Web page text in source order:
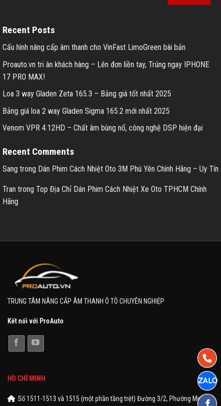
Recent Posts
Cấu hình nâng cấp âm thanh cho VinFast LimoGreen bài bản
Proauto.vn tri ân khách hàng – Lên đơn liền tay, Trúng ngay IPHONE
17 PRO MAX!
Loa 3 way Gladen Zeta 165.3 – Bảng giá tốt nhất 2025
Bảng giá loa 2 way Gladen Sigma 165.2 mới nhất 2025
Venom VPR 4.12HD – Chất âm bùng nổ, công nghệ DSP hiện đại
Recent Comments
Sang trong Dán Phim Cách Nhiệt Oto 3M Phú Yên Chính Hãng – Uy Tín
Tran trong Top Địa Chỉ Dán Phim Cách Nhiệt Xe Oto TPHCM Chính
Hãng
TRUNG TÂM NÂNG CẤP ÂM THANH Ô TÔ CHUYÊN NGHIỆP
Kết nối với ProAuto
HỒ CHÍ MINH
Số 1511-1513 và 1515 (một phần tầng trệt) Đường 3/2, Phường Minh